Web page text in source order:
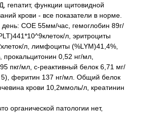
гепатит, функции щитовидной
крови - все показатели в норме.
СОЕ 55мм/час, гемоглобин 89г/
л, эритроциты
л, лимфоциты (%LYM)41,4%,
0,52 нг/мл,
пкг/мл, с-реактивный белок 6,71 мг/
феритин 137 нг/мл. Общий белок
крови 10,2ммоль/л, креатинин
органической патологии нет,